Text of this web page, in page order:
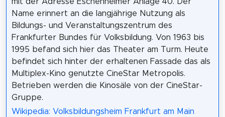
Name erinnert an die langjährige Nutzung als
Bildungs- und Veranstaltungszentrum des
Frankfurter Bundes für Volksbildung. Von 1963 bis
1995 befand sich hier das Theater am Turm. Heute
befindet sich hinter der erhaltenen Fassade das als
Multiplex-Kino genutzte CineStar Metropolis.
Betrieben werden die Kinosäle von der CineStar-
Gruppe.
Wikipedia: Volksbildungsheim Frankfurt am Main